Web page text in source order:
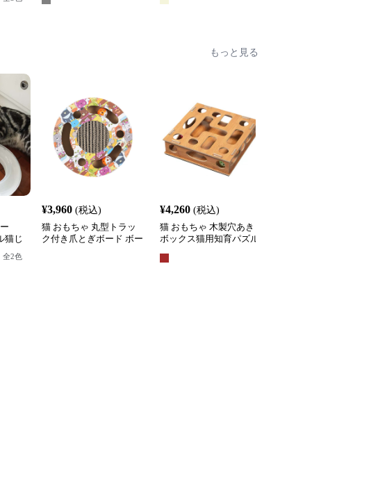
もっと見る
猫じ
全2色
¥3,960 (税込)
猫 おもちゃ 丸型トラッ
ク付き爪とぎボード ボー
¥4,260 (税込)
猫 おもちゃ 木製穴あき
ボックス猫用知育パズル